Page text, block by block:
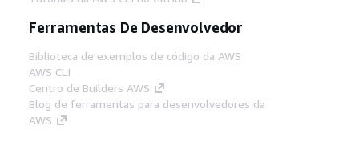
Ferramentas De Desenvolvedor
Biblioteca de exemplos de código da AWS
AWS CLI
Centro de Builders AWS
Blog de ferramentas para desenvolvedores da
AWS